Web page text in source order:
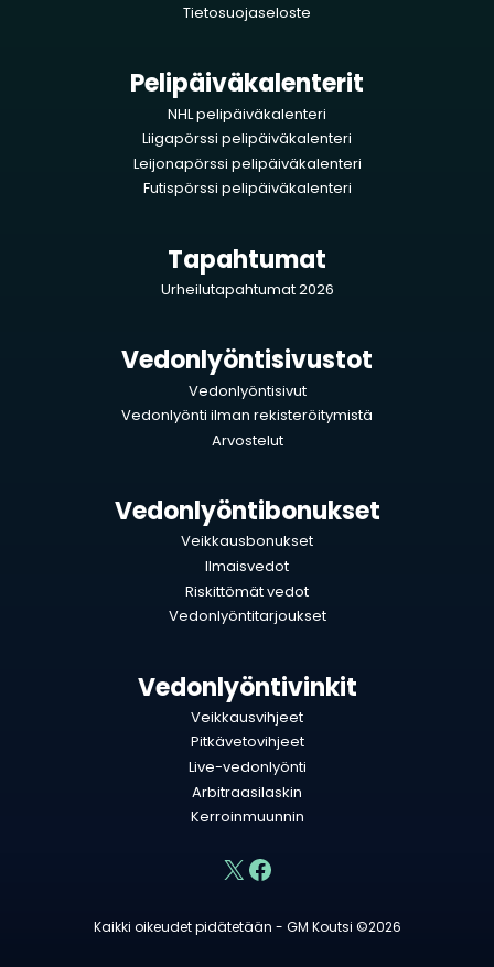
Tietosuojaseloste
Pelipäiväkalenterit
NHL pelipäiväkalenteri
Liigapörssi pelipäiväkalenteri
Leijonapörssi pelipäiväkalenteri
Futispörssi pelipäiväkalenteri
Tapahtumat
Urheilutapahtumat 2026
Vedonlyöntisivustot
Vedonlyöntisivut
Vedonlyönti ilman rekisteröitymistä
Arvostelut
Vedonlyöntibonukset
Veikkausbonukset
Ilmaisvedot
Riskittömät vedot
Vedonlyöntitarjoukset
Vedonlyöntivinkit
Veikkausvihjeet
Pitkävetovihjeet
Live-vedonlyönti
Arbitraasilaskin
Kerroinmuunnin
X Facebook
Kaikki oikeudet pidätetään - GM Koutsi ©2026